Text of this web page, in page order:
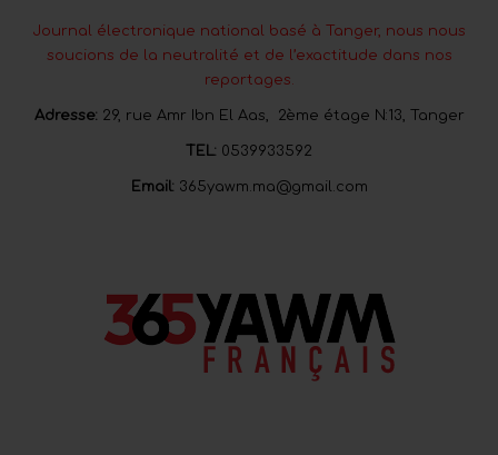
Journal électronique national basé à Tanger, nous nous
soucions de la neutralité et de l’exactitude dans nos
reportages.
Adresse: 29, rue Amr Ibn El Aas, 2ème étage N:13, Tanger
TEL: 0539933592
Email: 365yawm.ma@gmail.com